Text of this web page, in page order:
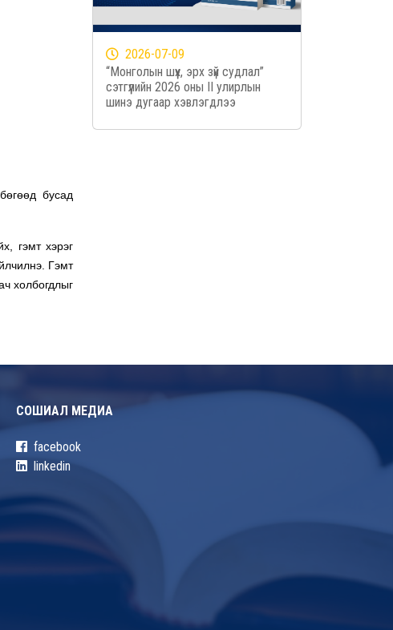
бусад
гэмт хэрэг
Гэмт
холбогдлыг
2026-07-09
“Монголын шүүх, эрх зүй судлал”
сэтгүүлийн 2026 оны II улирлын
шинэ дугаар хэвлэгдлээ
СОШИАЛ МЕДИА
facebook
linkedin